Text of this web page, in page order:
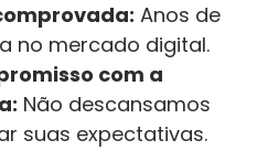
Anos de
no mercado digital.
com a
Não descansamos
suas expectativas.